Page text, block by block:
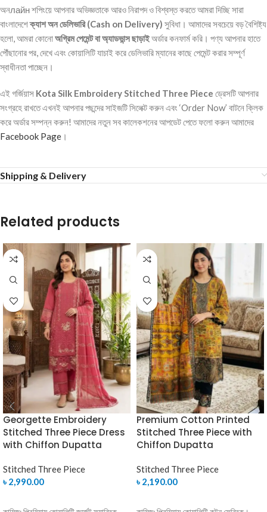
অনлайн শপিংয়ে আপনার অভিজ্ঞতাকে আরও নিরাপদ ও বিশ্বস্ত করতে আমরা দিচ্ছি সারা
বাংলাদেশেক্যাশ অন ডেলিভারি (Cash on Delivery) সুবিধা। আমাদের সবচেয়ে বড় বৈশিষ্ট্য
হলো, আমরা কোনোঅগ্রিম পেমেন্ট বা অ্যাডভান্স ছাড়াইঅর্ডার কনফার্ম করি। পণ্য আপনার হাতে
পৌঁছানোর পর, দেখে এবং কোয়ালিটি যাচাই করে ডেলিভারি ম্যানের কাছে পেমেন্ট করার সম্পূর্ণ
স্বাধীনতা পাচ্ছেন।
এই গর্জিয়াস Kota Silk Embroidery Stitched Three Piece ড্রেসটি আপনার
সংগ্রহে রাখতে এখনই আপনার পছন্দের সাইজটি সিলেক্ট করুন এবং ‘Order Now’ বাটনে ক্লিক
করে অর্ডার সম্পন্ন করুন! আমাদের নতুন সব কালেকশনের আপডেট পেতে ফলো করুন আমাদের
Facebook Page ।
Shipping & Delivery
Related products
Georgette Embroidery
Stitched Three Piece Dress
with Chiffon Dupatta
Stitched Three Piece
৳ 2,990.00
Premium Cotton Printed
Stitched Three Piece with
Chiffon Dupatta
Stitched Three Piece
৳ 2,190.00